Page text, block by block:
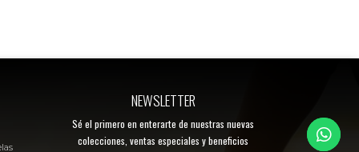
NEWSLETTER
Sé el primero en enterarte de nuestras nuevas
colecciones, ventas especiales y beneficios